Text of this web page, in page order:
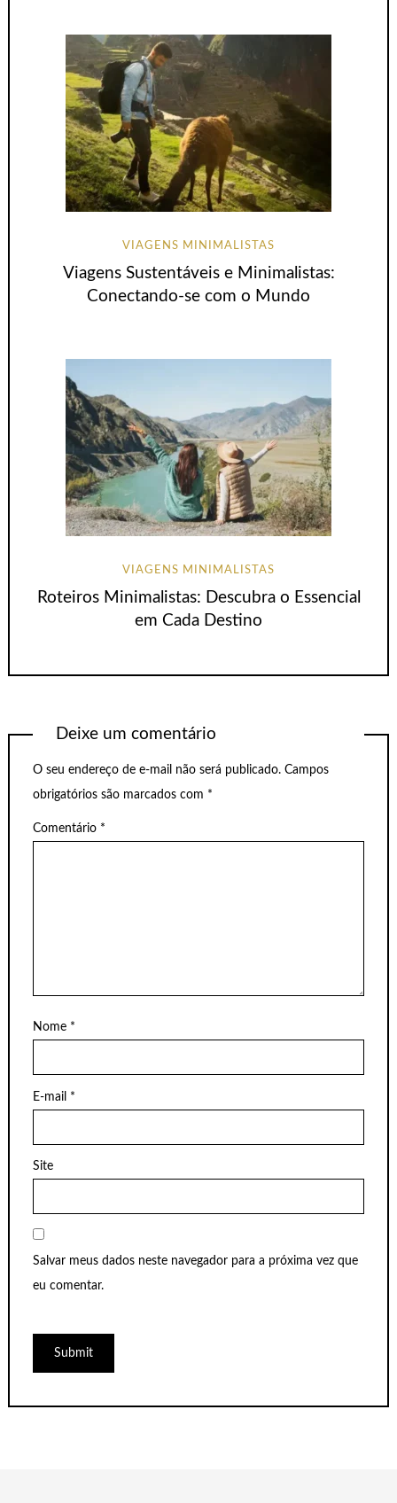
VIAGENS MINIMALISTAS
Viagens Sustentáveis e Minimalistas:
Conectando-se com o Mundo
VIAGENS MINIMALISTAS
Roteiros Minimalistas: Descubra o Essencial
em Cada Destino
Deixe um comentário
O seu endereço de e-mail não será publicado. Campos
obrigatórios são marcados com *
Comentário *
Nome *
E-mail *
Site
Salvar meus dados neste navegador para a próxima vez que
eu comentar.